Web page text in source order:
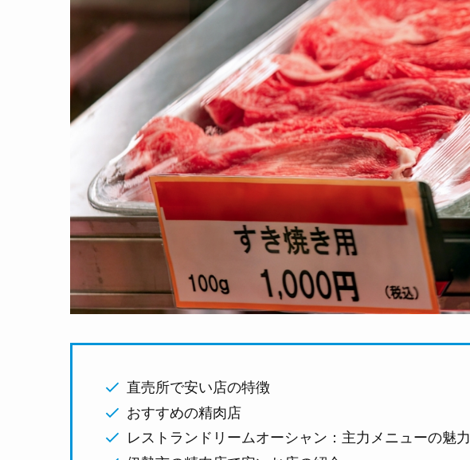
直売所で安い店の特徴
おすすめの精肉店
レストランドリームオーシャン：主力メニューの魅力